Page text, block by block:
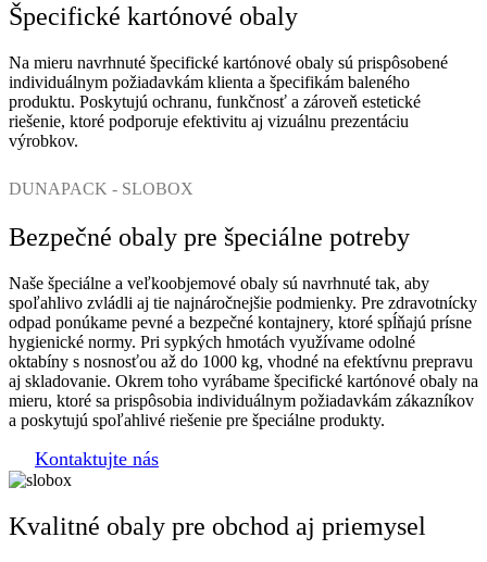
Špecifické kartónové obaly
Na mieru navrhnuté špecifické kartónové obaly sú prispôsobené
individuálnym požiadavkám klienta a špecifikám baleného
produktu. Poskytujú ochranu, funkčnosť a zároveň estetické
riešenie, ktoré podporuje efektivitu aj vizuálnu prezentáciu
výrobkov.
DUNAPACK - SLOBOX
Bezpečné obaly pre špeciálne potreby
Naše špeciálne a veľkoobjemové obaly sú navrhnuté tak, aby
spoľahlivo zvládli aj tie najnáročnejšie podmienky. Pre zdravotnícky
odpad ponúkame pevné a bezpečné kontajnery, ktoré spĺňajú prísne
hygienické normy. Pri sypkých hmotách využívame odolné
oktabíny s nosnosťou až do 1000 kg, vhodné na efektívnu prepravu
aj skladovanie. Okrem toho vyrábame špecifické kartónové obaly na
mieru, ktoré sa prispôsobia individuálnym požiadavkám zákazníkov
a poskytujú spoľahlivé riešenie pre špeciálne produkty.
Kontaktujte nás
Kvalitné obaly pre obchod aj priemysel